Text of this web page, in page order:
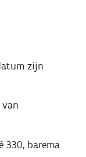
zijn
330, barema